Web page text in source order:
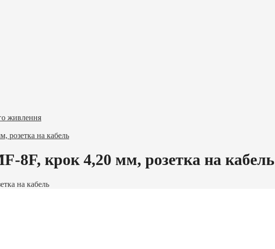
живлення
розетка на кабель
8F, крок 4,20 мм, розетка на кабель
на кабель